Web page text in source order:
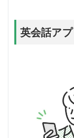
英会話ア